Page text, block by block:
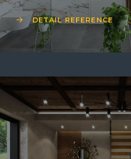
DETAIL REFERENCE